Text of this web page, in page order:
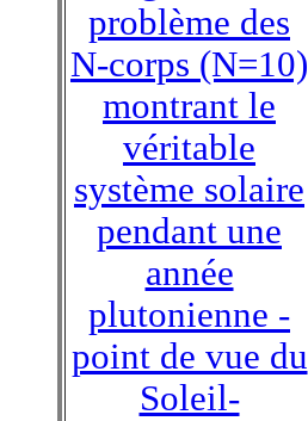
problème des
N-corps (N=10)
montrant le
véritable
système solaire
pendant une
année
plutonienne -
point de vue du
Soleil-